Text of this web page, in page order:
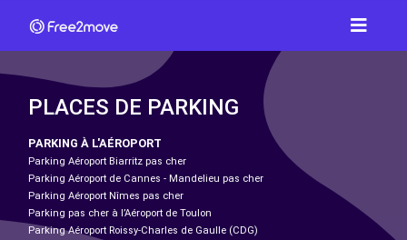
PLACES DE PARKING
PARKING À L'AÉROPORT
Parking Aéroport Biarritz pas cher
Parking Aéroport de Cannes - Mandelieu pas cher
Parking Aéroport Nîmes pas cher
Parking pas cher à l’Aéroport de Toulon
Parking Aéroport Roissy-Charles de Gaulle (CDG)